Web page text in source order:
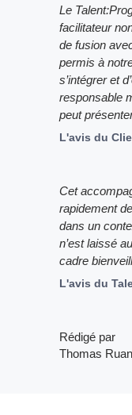
Le
facilitateur
de fusion
permis à
s’intégrer et
responsable
peut
L'avis du
Cet
rapidement
dans un
n’est laissé
cadre
L'avis du
Rédigé par
Thomas